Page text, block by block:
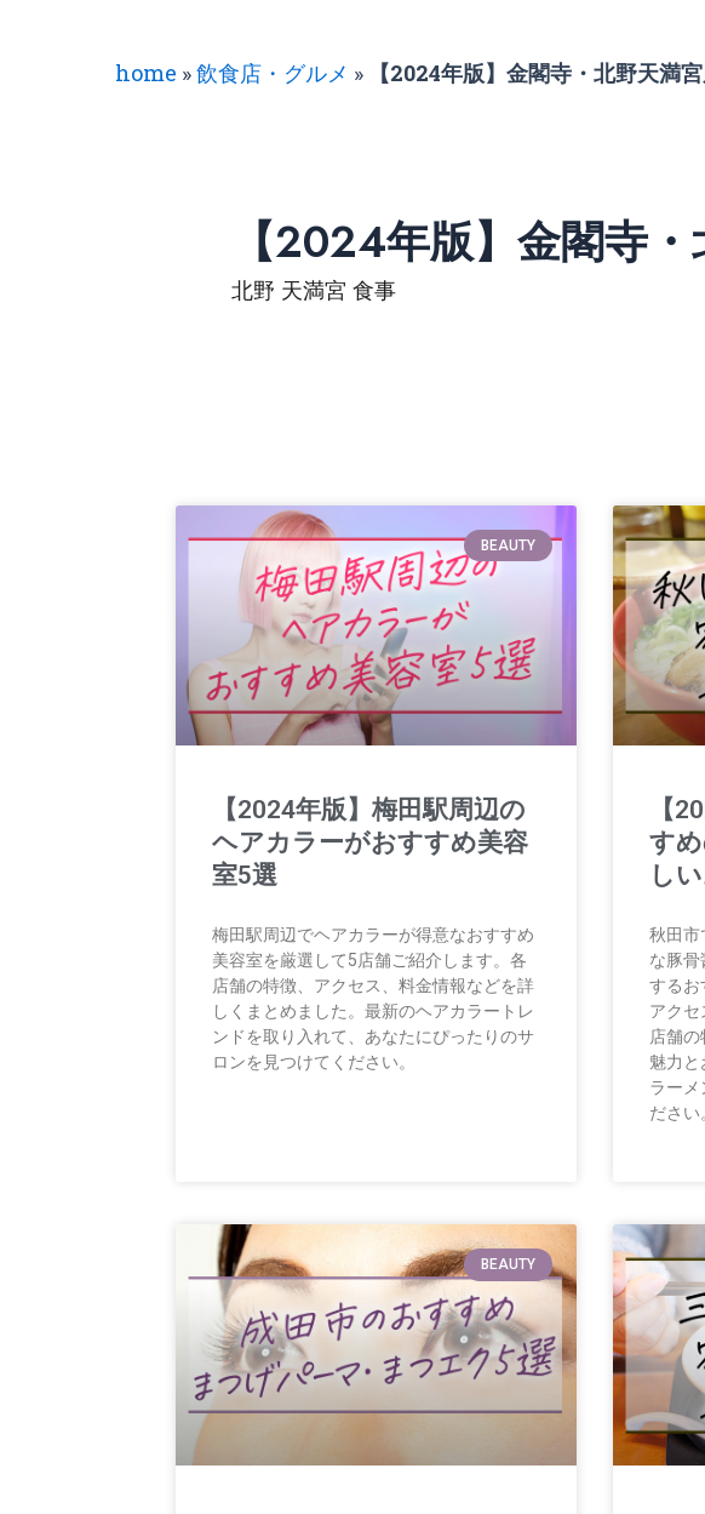
home »飲食店・グルメ » 【2024年版】金閣寺・北野天満
【2024年版】金閣寺
北野 天満宮 食事
BEAUTY
【2024年版】梅田駅周辺の
ヘアカラーがおすすめ美容
室5選
梅田駅周辺でヘアカラーが得意なおすすめ
美容室を厳選して5店舗ご紹介します。各
店舗の特徴、アクセス、料金情報などを詳
しくまとめました。最新のヘアカラートレ
ンドを取り入れて、あなたにぴったりのサ
ロンを見つけてください。
【
す
し
秋田市
な豚
するお
アクセ
店舗
魅力
ラーメ
ださい
BEAUTY